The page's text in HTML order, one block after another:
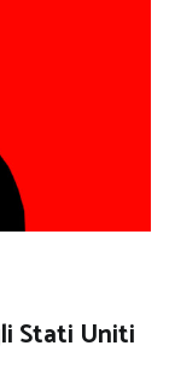
Stati Uniti